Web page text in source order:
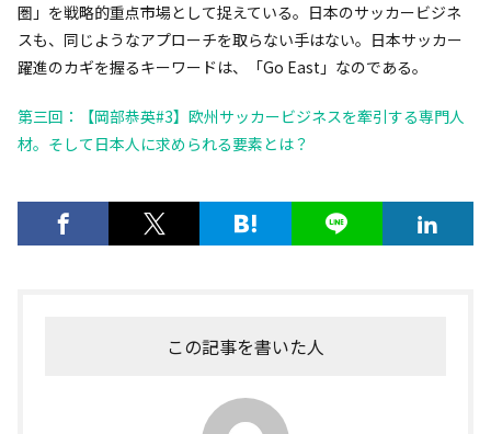
圏」を戦略的重点市場として捉えている。日本のサッカービジネ
スも、同じようなアプローチを取らない手はない。日本サッカー
躍進のカギを握るキーワードは、「Go East」なのである。
第三回：【岡部恭英#3】欧州サッカービジネスを牽引する専門人
材。そして日本人に求められる要素とは？
この記事を書いた人